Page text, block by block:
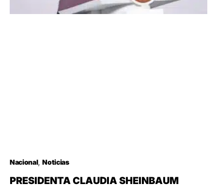
Nacional Noticias
PRESIDENTA CLAUDIA SHEINBAUM